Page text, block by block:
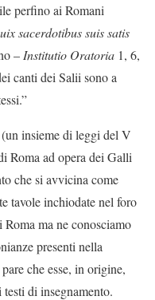
perfino ai Romani
sacerdotibus suis satis
– Institutio Oratoria 1, 6,
canti dei Salii sono a
(un insieme di leggi del V
Roma ad opera dei Galli
che si avvicina come
tavole inchiodate nel foro
ma ne conosciamo
presenti nella
che esse, in origine,
di insegnamento.